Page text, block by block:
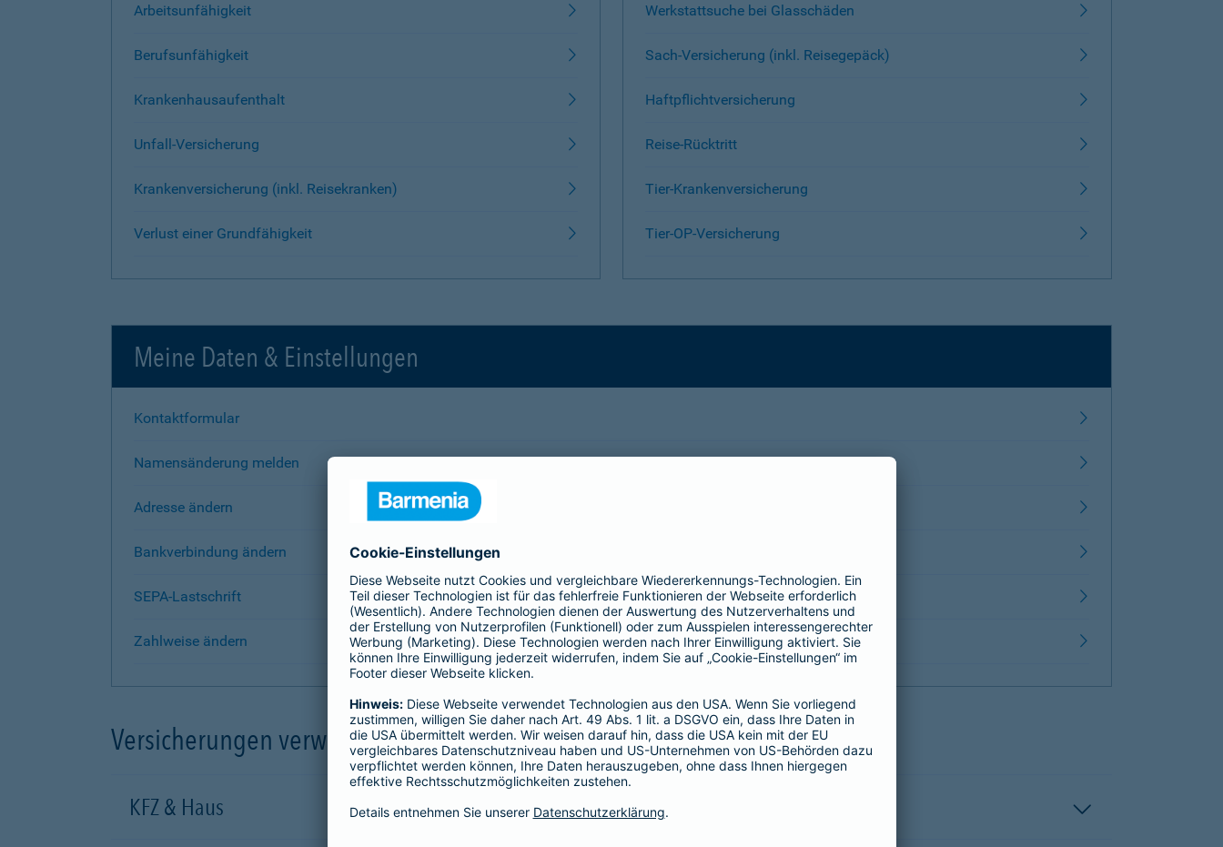
Arbeitsunfähigkeit
Berufsunfähigkeit
Krankenhausaufenthalt
Unfall-Versicherung
Krankenversicherung (inkl. Reisekranken)
Verlust einer Grundfähigkeit
Werkstattsuche bei Glasschäden
Sach-Versicherung (inkl. Reisegepäck)
Haftpflichtversicherung
Reise-Rücktritt
Tier-Krankenversicherung
Tier-OP-Versicherung
Meine Daten & Einstellungen
Kontaktformular
Namensänderung melden
Adresse ändern
Bankverbindung ändern
SEPA-Lastschrift
Zahlweise ändern
Versicherungen verwalten
KFZ & Haus